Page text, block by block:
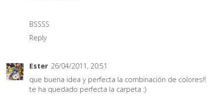
BSSSS
Reply
Ester 26/04/2011, 20:51
que buena idea y perfecta la combinación de colores!!
te ha quedado perfecta la carpeta :)